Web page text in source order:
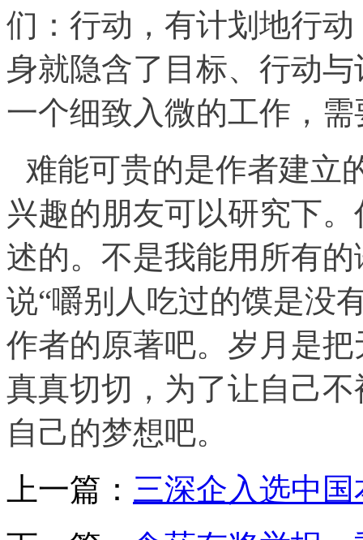
们：行动，有计划地行
身就隐含了目标、行动
一个细致入微的工作，
难能可贵的是作者建立
兴趣的朋友可以研究下
述的。不是我能用所有
说“嚼别人吃过的馍是没
作者的原著吧。岁月是
真真切切，为了让自己
自己的梦想吧。
上一篇： 三深企入选中